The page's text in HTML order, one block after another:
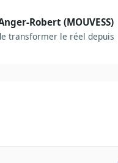
Robert (MOUVESS)
transformer le réel depuis